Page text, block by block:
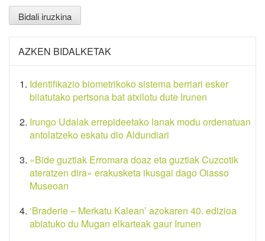
AZKEN BIDALKETAK
Identifikazio biometrikoko sistema berriari esker
bilatutako pertsona bat atxilotu dute Irunen
Irungo Udalak errepideetako lanak modu ordenatuan
antolatzeko eskatu dio Aldundiari
«Bide guztiak Erromara doaz eta guztiak Cuzcotik
ateratzen dira» erakusketa ikusgai dago Oiasso
Museoan
‘Braderie – Merkatu Kalean’ azokaren 40. edizioa
abiatuko du Mugan elkarteak gaur Irunen